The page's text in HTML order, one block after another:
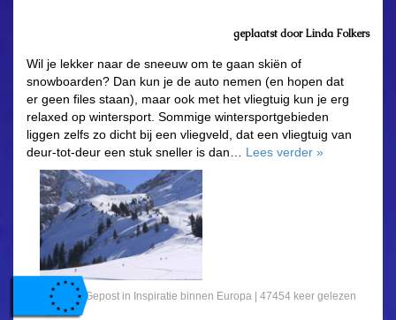
geplaatst doorLinda Folkers
Wil je lekker naar de sneeuw om te gaan skiën of
snowboarden? Dan kun je de auto nemen (en hopen dat
er geen files staan), maar ook met het vliegtuig kun je erg
relaxed op wintersport. Sommige wintersportgebieden
liggen zelfs zo dicht bij een vliegveld, dat een vliegtuig van
deur-tot-deur een stuk sneller is dan… Lees verder »
Gepost in Inspiratie binnen Europa | 47454 keer gelezen